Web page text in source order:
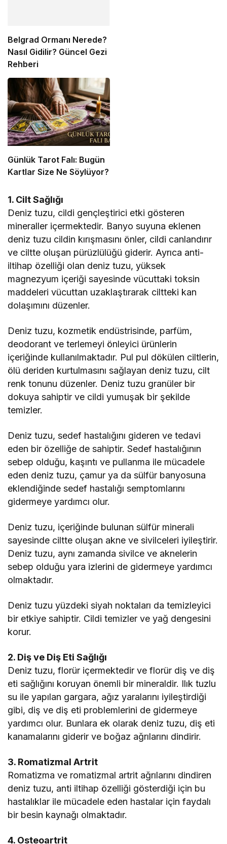
Belgrad Ormanı Nerede?
Nasıl Gidilir? Güncel Gezi
Rehberi
Günlük Tarot Falı: Bugün
Kartlar Size Ne Söylüyor?
1. Cilt Sağlığı
Deniz tuzu, cildi gençleştirici etki gösteren
mineraller içermektedir. Banyo suyuna eklenen
deniz tuzu cildin kırışmasını önler, cildi canlandırır
ve ciltte oluşan pürüzlülüğü giderir. Ayrıca anti-
iltihap özelliği olan deniz tuzu, yüksek
magnezyum içeriği sayesinde vücuttaki toksin
maddeleri vücuttan uzaklaştırarak ciltteki kan
dolaşımını düzenler.
Deniz tuzu, kozmetik endüstrisinde, parfüm,
deodorant ve terlemeyi önleyici ürünlerin
içeriğinde kullanılmaktadır. Pul pul dökülen ciltlerin,
ölü deriden kurtulmasını sağlayan deniz tuzu, cilt
renk tonunu düzenler. Deniz tuzu granüler bir
dokuya sahiptir ve cildi yumuşak bir şekilde
temizler.
Deniz tuzu, sedef hastalığını gideren ve tedavi
eden bir özelliğe de sahiptir. Sedef hastalığının
sebep olduğu, kaşıntı ve pullanma ile mücadele
eden deniz tuzu, çamur ya da sülfür banyosuna
eklendiğinde sedef hastalığı semptomlarını
gidermeye yardımcı olur.
Deniz tuzu, içeriğinde bulunan sülfür minerali
sayesinde ciltte oluşan akne ve sivilceleri iyileştirir.
Deniz tuzu, aynı zamanda sivilce ve aknelerin
sebep olduğu yara izlerini de gidermeye yardımcı
olmaktadır.
Deniz tuzu yüzdeki siyah noktaları da temizleyici
bir etkiye sahiptir. Cildi temizler ve yağ dengesini
korur.
2. Diş ve Diş Eti Sağlığı
Deniz tuzu, florür içermektedir ve florür diş ve diş
eti sağlığını koruyan önemli bir mineraldir. Ilık tuzlu
su ile yapılan gargara, ağız yaralarını iyileştirdiği
gibi, diş ve diş eti problemlerini de gidermeye
yardımcı olur. Bunlara ek olarak deniz tuzu, diş eti
kanamalarını giderir ve boğaz ağrılarını dindirir.
3. Romatizmal Artrit
Romatizma ve romatizmal artrit ağrılarını dindiren
deniz tuzu, anti iltihap özelliği gösterdiği için bu
hastalıklar ile mücadele eden hastalar için faydalı
bir besin kaynağı olmaktadır.
4. Osteoartrit